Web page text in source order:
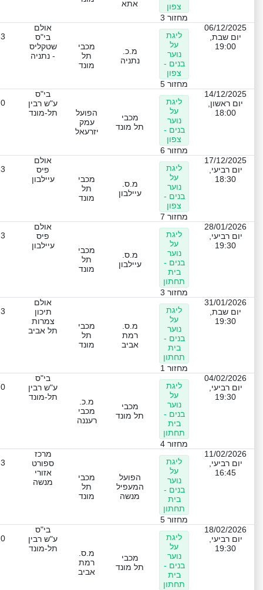
צפון
מחזור 3
אתא
06/12/2025
יום שבת,
19:00
ליגת
על
נוער
בנים -
צפון
מחזור 5
מ.כ.
נתניה
מכבי
תל
מונד
אולם
בי"ס
שטקליס
- נתניה
14/12/2025
יום ראשון,
18:00
ליגת
על
נוער
בנים -
צפון
מחזור 6
מכבי
תל מונד
הפועל
עמק
יזרעאל
בי"ס
ע"ש רבין
תל-מונד
17/12/2025
יום רביעי,
18:30
ליגת
על
נוער
בנים -
צפון
מחזור 7
מ.ס.
עיילבון
מכבי
תל
מונד
אולם
פיס
עיילבון
28/01/2026
יום רביעי,
19:30
ליגת
על
נוער
בנים -
בית
תחתון
מחזור 3
מ.ס.
עיילבון
מכבי
תל
מונד
אולם
פיס
עיילבון
31/01/2026
יום שבת,
19:30
ליגת
על
נוער
בנים -
בית
תחתון
מחזור 1
מ.ס.
רמת
אביב
מכבי
תל
מונד
אולם
תיכון
צמרות
תל אביב
04/02/2026
יום רביעי,
19:30
ליגת
על
נוער
בנים -
בית
תחתון
מחזור 4
מכבי
תל מונד
מ.כ.
מכבי
רעננה
בי"ס
ע"ש רבין
תל-מונד
11/02/2026
יום רביעי,
16:45
ליגת
על
נוער
בנים -
בית
תחתון
מחזור 5
הפועל
המעפיל
מנשה
מכבי
תל
מונד
מרכז
ספורט
אזורי
מנשה
18/02/2026
יום רביעי,
19:30
ליגת
על
נוער
בנים -
בית
תחתון
מכבי
תל מונד
מ.ס.
רמת
אביב
בי"ס
ע"ש רבין
תל-מונד